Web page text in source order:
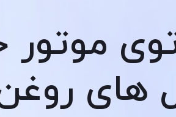
موتور
های